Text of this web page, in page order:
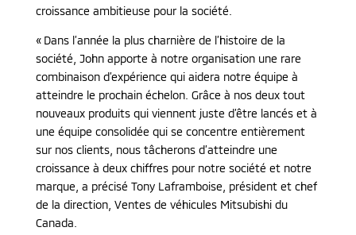
croissance ambitieuse pour la société.
« Dans l’année la plus charnière de l’histoire de la
société, John apporte à notre organisation une rare
combinaison d’expérience qui aidera notre équipe à
atteindre le prochain échelon. Grâce à nos deux tout
nouveaux produits qui viennent juste d’être lancés et à
une équipe consolidée qui se concentre entièrement
sur nos clients, nous tâcherons d’atteindre une
croissance à deux chiffres pour notre société et notre
marque, a précisé Tony Laframboise, président et chef
de la direction, Ventes de véhicules Mitsubishi du
Canada.